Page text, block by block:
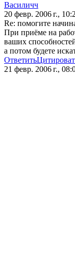
Василичч
20 февр. 2006 г.,
Re: помогите
При приёме на
ваших
а потом будете
Ответить
21 февр. 2006 г.,